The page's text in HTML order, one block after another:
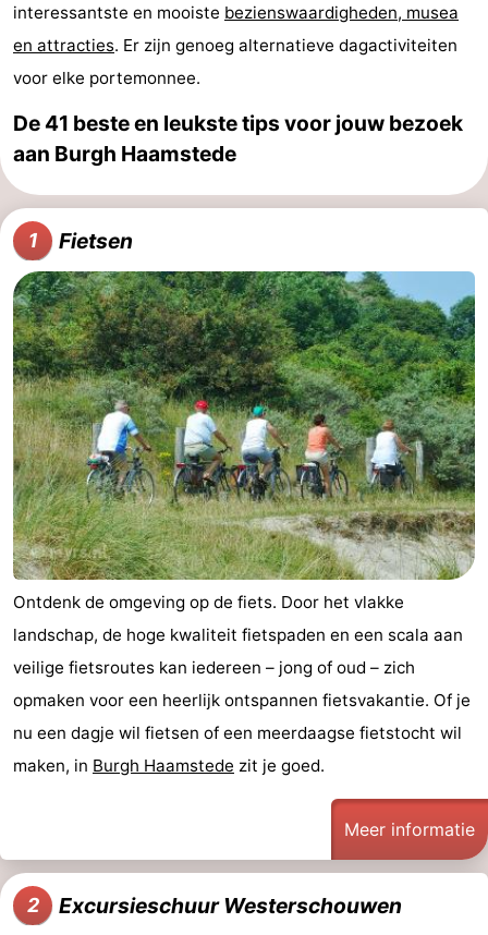
Duinoord
-
Ginsterveld
Julianahoeve
-
Livingstone
-
Resort
Haamstede
-
Résidence
't
Hof
van
Haamstede
-
Schouwen
-
Schouwse
Valleien
-
Wijde
Blick
-
Zeeuwse
Kust
-
’t
Hof
van
Haamstede
Last
minutes
Strand
Zien
doen
Bezienswaardigheden
-
Musea
Uitkijkpunten
Attracties
interessantste en mooiste bezienswaardigheden, musea
en attracties. Er zijn genoeg alternatieve dagactiviteiten
voor elke portemonnee.
De 41 beste en leukste tips voor jouw bezoek
aan Burgh Haamstede
1 Fietsen
Ontdenk de omgeving op de fiets. Door het vlakke
landschap, de hoge kwaliteit fietspaden en een scala aan
veilige fietsroutes kan iedereen – jong of oud – zich
opmaken voor een heerlijk ontspannen fietsvakantie. Of je
nu een dagje wil fietsen of een meerdaagse fietstocht wil
maken, in Burgh Haamstede zit je goed.
Meer informatie
2 Excursieschuur Westerschouwen